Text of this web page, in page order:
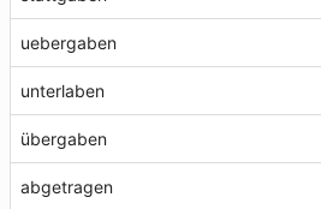
uebergaben
unterlaben
übergaben
abgetragen